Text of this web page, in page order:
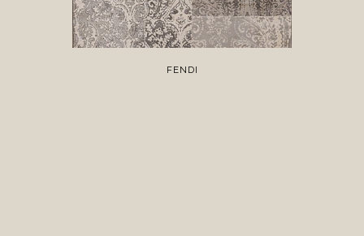
FENDI